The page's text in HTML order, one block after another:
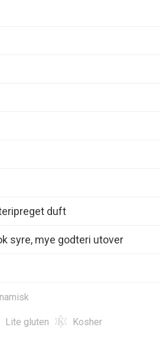
duft
syre, mye godteri utover
Lite gluten Kosher